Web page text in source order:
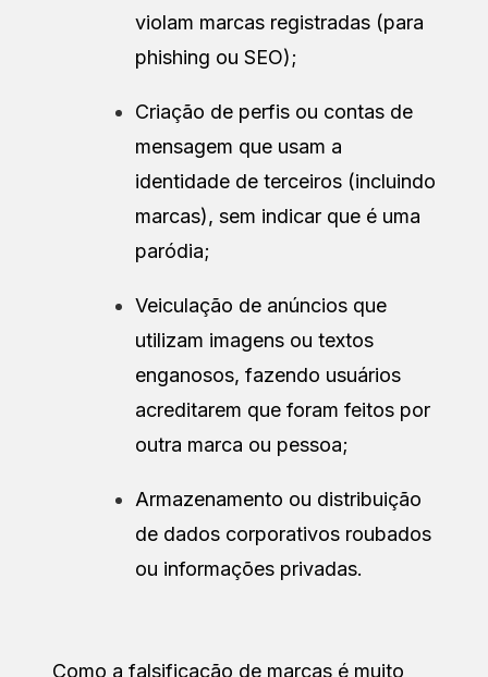
violam marcas registradas (para
phishing ou SEO);
Criação de perfis ou contas de
mensagem que usam a
identidade de terceiros (incluindo
marcas), sem indicar que é uma
paródia;
Veiculação de anúncios que
utilizam imagens ou textos
enganosos, fazendo usuários
acreditarem que foram feitos por
outra marca ou pessoa;
Armazenamento ou distribuição
de dados corporativos roubados
ou informações privadas.
Como a falsificação de marcas é muito